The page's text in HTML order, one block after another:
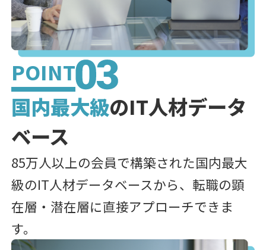
POINT
国内最大級のIT人材データ
ベース
85万人以上の会員で構築された国内最大
級のIT人材データベースから、転職の顕
在層・潜在層に直接アプローチできま
す。